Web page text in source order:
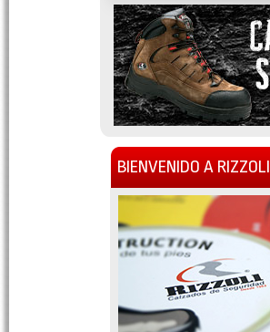
BIENVENIDO A RIZZOLI